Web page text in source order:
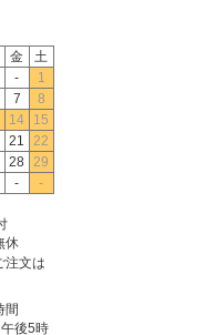
金
土
-
1
7
8
14
15
21
22
28 29
- -
休
注文は
間
後5時